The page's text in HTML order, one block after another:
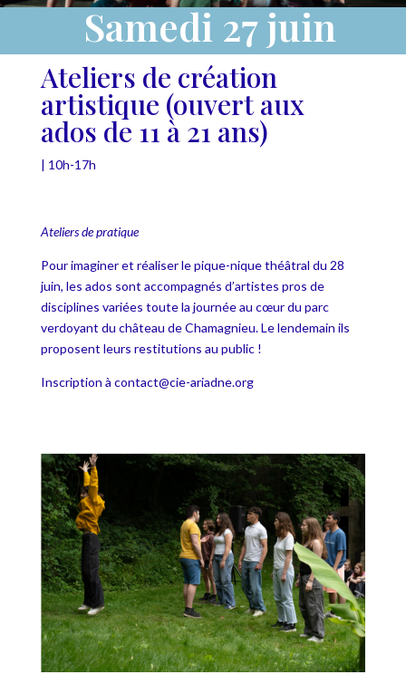
Samedi 27 juin
Ateliers de création
artistique (ouvert aux
ados de 11 à 21 ans)
| 10h-17h
Ateliers de pratique
Pour imaginer et réaliser le pique-nique théâtral du 28
juin, les ados sont accompagnés d’artistes pros de
disciplines variées toute la journée au cœur du parc
verdoyant du château de Chamagnieu. Le lendemain ils
proposent leurs restitutions au public !
Inscription à contact@cie-ariadne.org